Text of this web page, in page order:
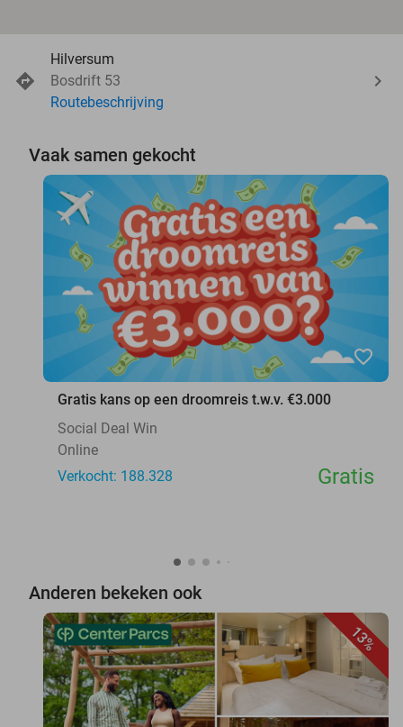
Hilversum
Bosdrift 53
Routebeschrijving
Vaak samen gekocht
favorite_border
Gratis kans op een droomreis t.w.v. €3.000
Social Deal Win
Online
Verkocht: 188.328
Gratis
Anderen bekeken ook
13%